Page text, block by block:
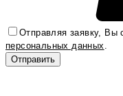
Отправляя заявку, Вы
персональных данных.